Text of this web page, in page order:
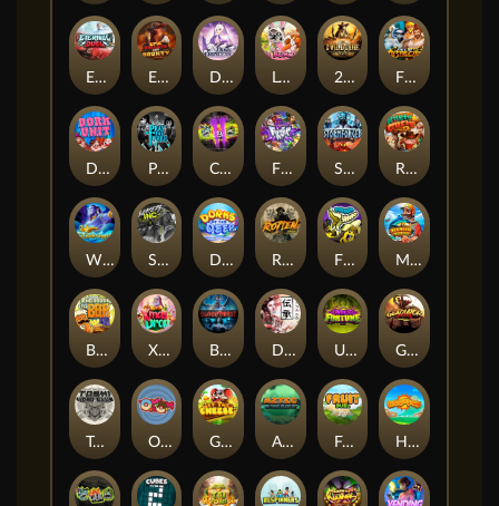
Eternal Duel EPIC BULLETS & BOUNTY Dusk Princess Le Bunny 2 Wild 2 Die Fist Of Destruction
Dork Unit Pray for Three Chaos Crew 2 Fighter Pit Stormforged Rusty & Curly
Wishbringer Slayers Inc Dorks of The Deep Rotten FRKN Bananas Marlin Master
Benny The Beer Xmas Drop Bloodthirst Densho Undead Fortune Gladiator Legends
Toshi Video Club OmNom Get The Cheese Aztec Twist Fruit Duel Hop'n'Pop